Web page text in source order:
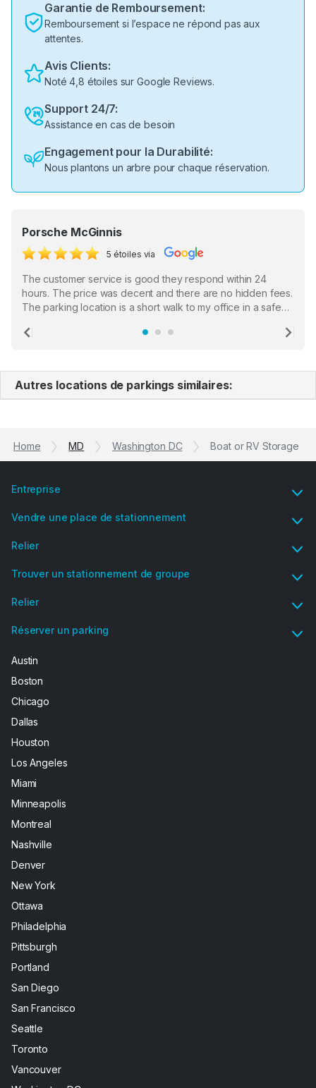
Garantie de Remboursement:
Remboursement si l’espace ne répond pas aux
attentes.
Avis Clients:
Noté 4,8 étoiles sur Google Reviews.
Support 24/7:
Assistance en cas de besoin
Engagement pour la Durabilité:
Nous plantons un arbre pour chaque réservation.
Porsche McGinnis
5 étoiles via
The customer service is good they respond within 24
hours. The price was decent and there are no hidden fees.
The parking location is a short walk to my office in a safe
the staff who serve as a third party in distributing the
Previous
Autres locations de parkings similaires:
Home MD Washington DC Boat or RV Storage
Entreprise
Vendre une place de stationnement
Relier
Trouver un stationnement de groupe
Relier
Réserver un parking
Austin
Boston
Chicago
Dallas
Houston
Los Angeles
Miami
Minneapolis
Montreal
Nashville
Denver
New York
Ottawa
Philadelphia
Pittsburgh
Portland
San Diego
San Francisco
Seattle
Toronto
Vancouver